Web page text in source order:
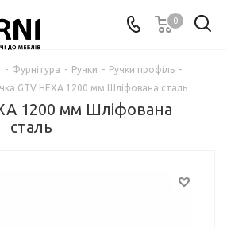
0
- Фурнітура - Ручки - Ручки профіль -
GTV HEXA 1200 мм Шліфована сталь
1200 мм Шліфована
сталь